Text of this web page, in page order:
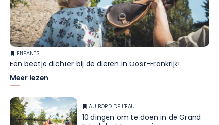
ENFANTS
Een beetje dichter bij de dieren in Oost-Frankrijk!
Meer lezen
AU BORD DE L'EAU
10 dingen om te doen in de Grand